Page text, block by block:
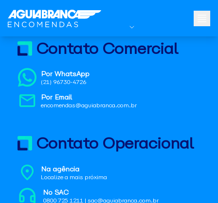
Contato Comercial
Por WhatsApp
(21) 96730-4726
Por Email
encomendas@aguiabranca.com.br
Contato Operacional
Na agência
Localize a mais próxima
No SAC
0800 725 1211 | sac@aguiabranca.com.br